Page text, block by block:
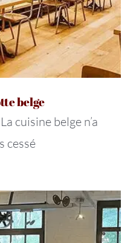
belge
cuisine belge n’a
cessé